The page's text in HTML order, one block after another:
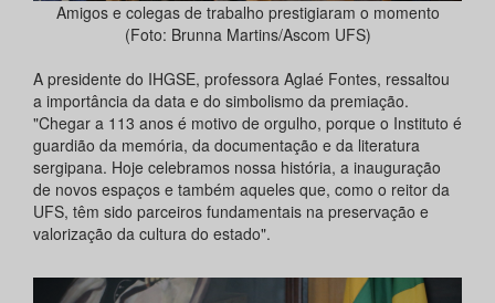
Amigos e colegas de trabalho prestigiaram o momento
(Foto: Brunna Martins/Ascom UFS)
A presidente do IHGSE, professora Aglaé Fontes, ressaltou
a importância da data e do simbolismo da premiação.
"Chegar a 113 anos é motivo de orgulho, porque o Instituto é
guardião da memória, da documentação e da literatura
sergipana. Hoje celebramos nossa história, a inauguração
de novos espaços e também aqueles que, como o reitor da
UFS, têm sido parceiros fundamentais na preservação e
valorização da cultura do estado".